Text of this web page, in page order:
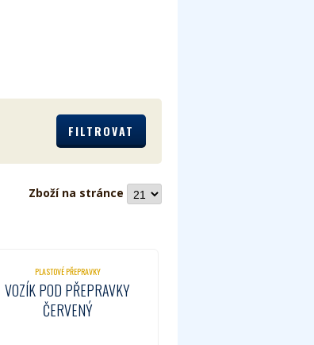
Zboží na stránce
PLASTOVÉ PŘEPRAVKY
VOZÍK POD PŘEPRAVKY
ČERVENÝ